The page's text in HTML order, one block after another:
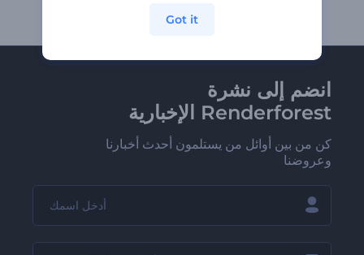
انضم إلى نشرة
Renderforest الإخبارية
كن من بين أوائل من يستلمون أحدث أخبارنا
وعروضنا
Got it